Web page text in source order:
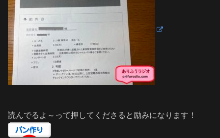
読んでるよ～って押してくださると励みになります！